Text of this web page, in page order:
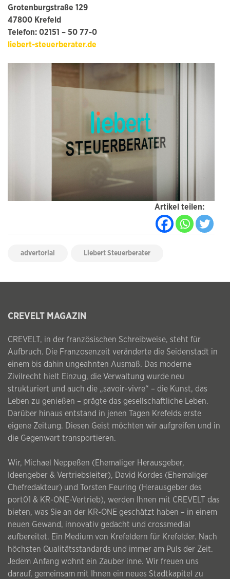
Grotenburgstraße 129
47800 Krefeld
Telefon: 02151 – 50 77-0
liebert-steuerberater.de
Artikel teilen:
advertorial Liebert Steuerberater
CREVELT MAGAZIN
CREVELT, in der französischen Schreibweise, steht für
Aufbruch. Die Franzosenzeit veränderte die Seidenstadt in
einem bis dahin ungeahnten Ausmaß. Das moderne
Zivilrecht hielt Einzug, die Verwaltung wurde neu
strukturiert und auch die „savoir-vivre“ – die Kunst, das
Leben zu genießen – prägte das gesellschaftliche Leben.
Darüber hinaus entstand in jenen Tagen Krefelds erste
eigene Zeitung. Diesen Geist möchten wir aufgreifen und in
die Gegenwart transportieren.
Wir, Michael Neppeßen (Ehemaliger Herausgeber,
Ideengeber & Vertriebsleiter), David Kordes (Ehemaliger
Chefredakteur) und Torsten Feuring (Herausgeber des
port01 & KR-ONE-Vertrieb), werden Ihnen mit CREVELT das
bieten, was Sie an der KR-ONE geschätzt haben – in einem
neuen Gewand, innovativ gedacht und crossmedial
aufbereitet. Ein Medium von Krefeldern für Krefelder. Nach
höchsten Qualitätsstandards und immer am Puls der Zeit.
Jedem Anfang wohnt ein Zauber inne. Wir freuen uns
darauf, gemeinsam mit Ihnen ein neues Stadtkapitel zu